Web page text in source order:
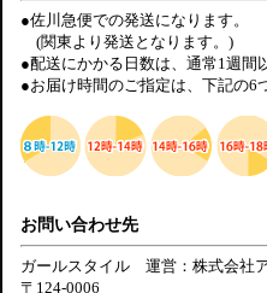
●佐川急便での発送になります。
(関東より発送となります。)
●配送にかかる日数は、通常1週間
●お届け時間のご指定は、下記の6
お問い合わせ先
ガールスタイル 運営：株式会社
〒124-0006